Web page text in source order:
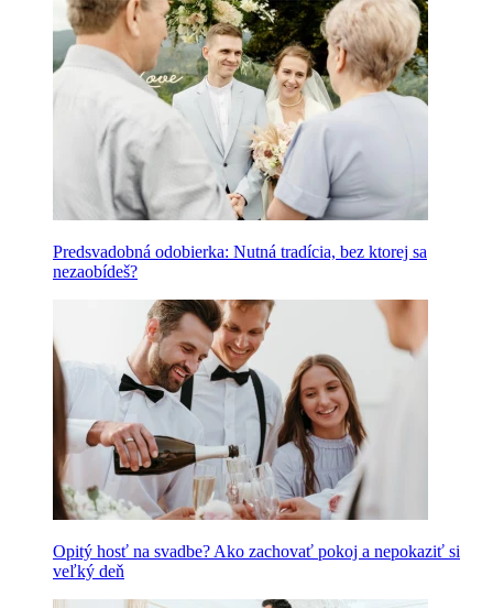
Predsvadobná odobierka: Nutná tradícia, bez ktorej sa
nezaobídeš?
Opitý hosť na svadbe? Ako zachovať pokoj a nepokaziť si
veľký deň